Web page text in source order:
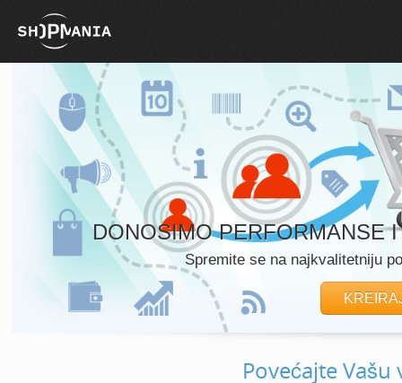
DONOSIMO PERFORMANSE
Spremite se na najkvalitetniju
Povećajte